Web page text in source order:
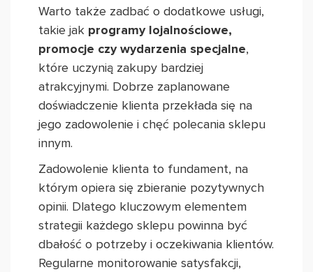
Warto także zadbać o dodatkowe usługi,
takie jak programy lojalnościowe,
promocje czy wydarzenia specjalne,
które uczynią zakupy bardziej
atrakcyjnymi. Dobrze zaplanowane
doświadczenie klienta przekłada się na
jego zadowolenie i chęć polecania sklepu
innym.
Zadowolenie klienta to fundament, na
którym opiera się zbieranie pozytywnych
opinii. Dlatego kluczowym elementem
strategii każdego sklepu powinna być
dbałość o potrzeby i oczekiwania klientów.
Regularne monitorowanie satysfakcji,